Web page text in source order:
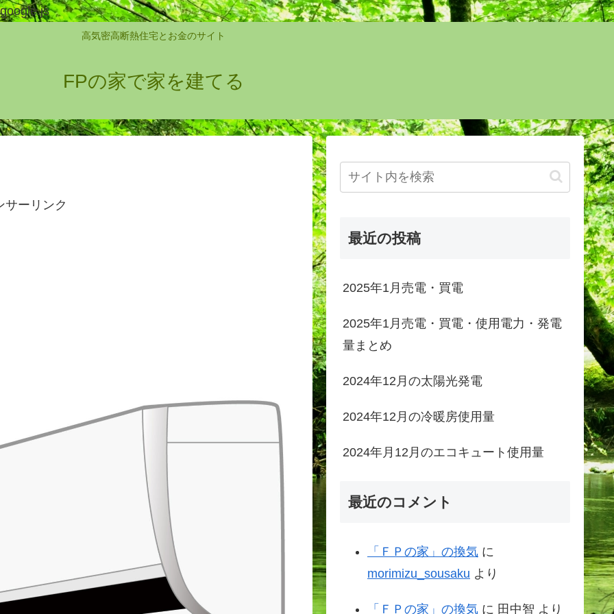
高気密高断熱住宅とお金のサイト
FPの家で家を建てる
サーリンク
最近の投稿
2025年1月売電・買電
2025年1月売電・買電・使用電力・発電
量まとめ
2024年12月の太陽光発電
2024年12月の冷暖房使用量
2024年月12月のエコキュート使用量
最近のコメント
「ＦＰの家」の換気 に
morimizu_sousaku より
「ＦＰの家」の換気 に 田中智 より